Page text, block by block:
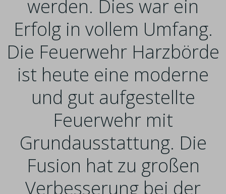
werden. Dies war ein
Erfolg in vollem Umfang.
Die Feuerwehr Harzbörde
ist heute eine moderne
und gut aufgestellte
Feuerwehr mit
Grundausstattung. Die
Fusion hat zu großen
Verbesserung bei der